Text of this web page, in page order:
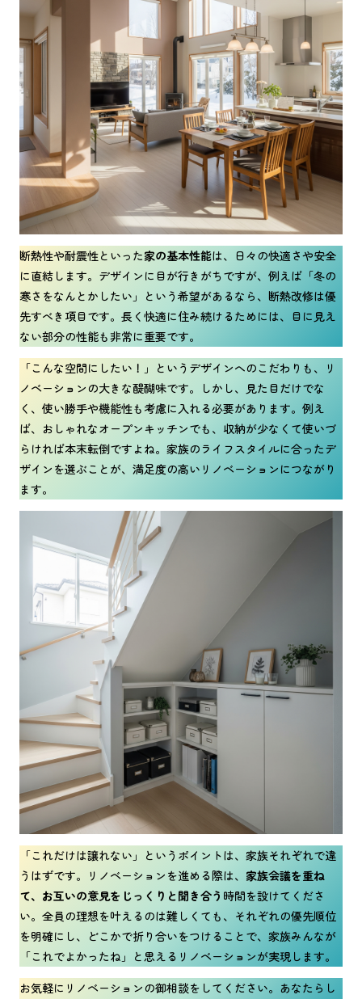
断熱性や耐震性といった家の基本性能は、日々の快適さや安全
に直結します。デザインに目が行きがちですが、例えば「冬の
寒さをなんとかしたい」という希望があるなら、断熱改修は優
先すべき項目です。長く快適に住み続けるためには、目に見え
ない部分の性能も非常に重要です。
「こんな空間にしたい！」というデザインへのこだわりも、リ
ノベーションの大きな醍醐味です。しかし、見た目だけでな
く、使い勝手や機能性も考慮に入れる必要があります。例え
ば、おしゃれなオープンキッチンでも、収納が少なくて使いづ
らければ本末転倒ですよね。家族のライフスタイルに合ったデ
ザインを選ぶことが、満足度の高いリノベーションにつながり
ます。
「これだけは譲れない」というポイントは、家族それぞれで違
うはずです。リノベーションを進める際は、 家族会議を重ね
て、お互いの意見をじっくりと聞き合う 時間を設けてくださ
い。全員の理想を叶えるのは難しくても、それぞれの優先順位
を明確にし、どこかで折り合いをつけることで、家族みんなが
「これでよかったね」と思えるリノベーションが実現します。
お気軽にリノベーションの御相談をしてください。あなたらし